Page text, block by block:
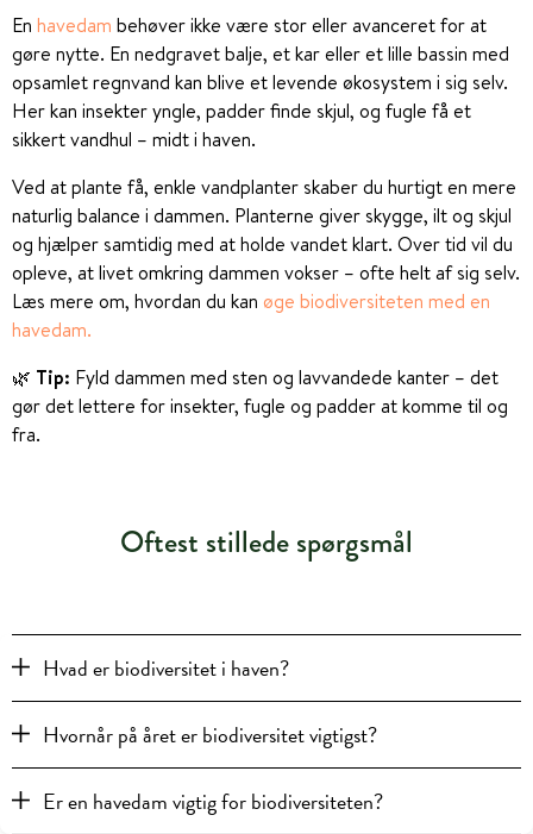
En havedam behøver ikke være stor eller avanceret for at
gøre nytte. En nedgravet balje, et kar eller et lille bassin med
opsamlet regnvand kan blive et levende økosystem i sig selv.
Her kan insekter yngle, padder finde skjul, og fugle få et
sikkert vandhul – midt i haven.
Ved at plante få, enkle vandplanter skaber du hurtigt en mere
naturlig balance i dammen. Planterne giver skygge, ilt og skjul
og hjælper samtidig med at holde vandet klart. Over tid vil du
opleve, at livet omkring dammen vokser – ofte helt af sig selv.
Læs mere om, hvordan du kan øge biodiversiteten med en
havedam.
🌿 Tip: Fyld dammen med sten og lavvandede kanter – det
gør det lettere for insekter, fugle og padder at komme til og
fra.
Oftest stillede spørgsmål
Hvad er biodiversitet i haven?
Hvornår på året er biodiversitet vigtigst?
Er en havedam vigtig for biodiversiteten?